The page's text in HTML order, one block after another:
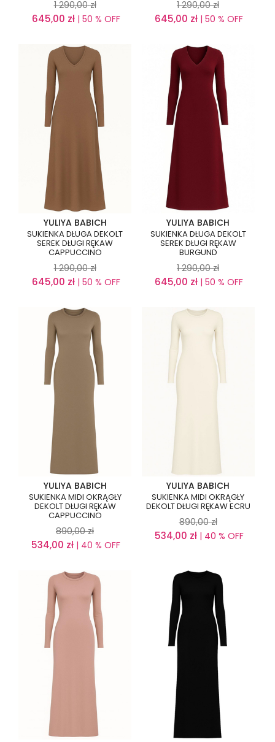
1 290,00 zł
645,00 zł| 50 % OFF
1 290,00 zł
645,00 zł | 50 % OFF
YULIYA BABICH
SUKIENKA DŁUGA DEKOLT
SEREK DŁUGI RĘKAW
CAPPUCCINO
1 290,00 zł
645,00 zł| 50 % OFF
YULIYA BABICH
SUKIENKA DŁUGA DEKOLT
SEREK DŁUGI RĘKAW
BURGUND
1 290,00 zł
645,00 zł | 50 % OFF
YULIYA BABICH
SUKIENKA MIDI OKRĄGŁY
DEKOLT DŁUGI RĘKAW
CAPPUCCINO
890,00 zł
534,00 zł | 40 % OFF
YULIYA BABICH
SUKIENKA MIDI OKRĄGŁY
DEKOLT DŁUGI RĘKAW ECRU
890,00 zł
534,00 zł| 40 % OFF